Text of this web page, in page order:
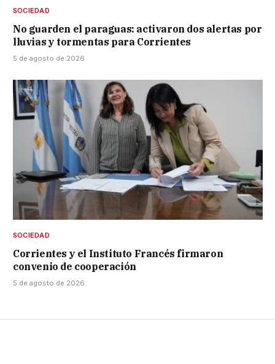
SOCIEDAD
No guarden el paraguas: activaron dos alertas por
lluvias y tormentas para Corrientes
5 de agosto de 2026
SOCIEDAD
Corrientes y el Instituto Francés firmaron
convenio de cooperación
5 de agosto de 2026